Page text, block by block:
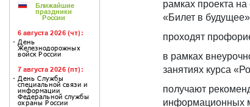
рамках проекта
«Билет в
проходят
в рамках
занятиях курса
получают
информационных